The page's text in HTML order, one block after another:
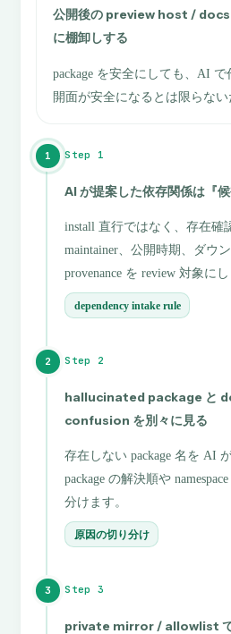
公開後の preview host /
に棚卸しする
package を安全にしても、AI
開面が安全になるとは限らない
1 Step 1
AI が提案した依存関係は『
install 直行ではなく、存在確
maintainer、公開時期、ダウ
provenance を review 対象にし
dependency intake rule
2 Step 2
hallucinated package と
confusion を別々に見る
存在しない package 名を AI
package の解決順や
分けます。
原因の切り分け
3 Step 3
private mirror / allowlist で